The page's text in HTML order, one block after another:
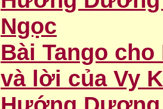
Ngọc
Bài Tango
và lời của Vy